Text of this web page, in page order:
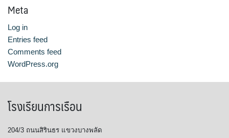
Meta
Log in
Entries feed
Comments feed
WordPress.org
โรงเรียนการเรือน
204/3 ถนนสิรินธร แขวงบางพลัด